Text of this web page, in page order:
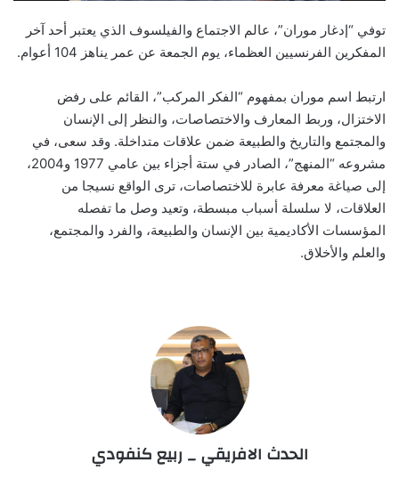
توفي “إدغار موران”، عالم الاجتماع والفيلسوف الذي يعتبر أحد آخر
المفكرين الفرنسيين العظماء، يوم الجمعة عن عمر يناهز 104 أعوام.
ارتبط اسم موران بمفهوم “الفكر المركب”، القائم على رفض
الاختزال، وربط المعارف والاختصاصات، والنظر إلى الإنسان
والمجتمع والتاريخ والطبيعة ضمن علاقات متداخلة. وقد سعى، في
مشروعه “المنهج”، الصادر في ستة أجزاء بين عامي 1977 و2004،
إلى صياغة معرفة عابرة للاختصاصات، ترى الواقع نسيجا من
العلاقات، لا سلسلة أسباب مبسطة، وتعيد وصل ما تفصله
المؤسسات الأكاديمية بين الإنسان والطبيعة، والفرد والمجتمع،
والعلم والأخلاق.
الحدث الافريقي _ ربيع كنفودي